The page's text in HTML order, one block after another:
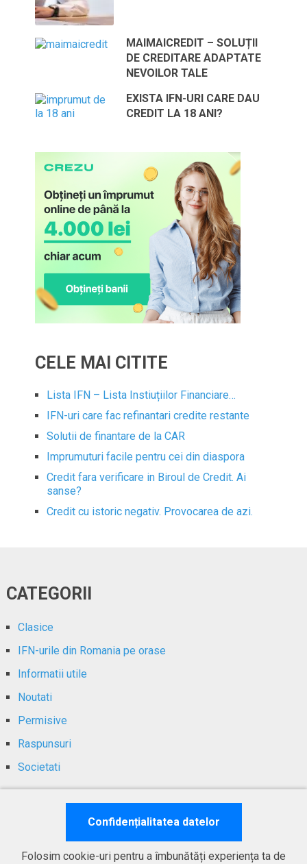
MAIMAICREDIT – SOLUȚII
DE CREDITARE ADAPTATE
NEVOILOR TALE
EXISTA IFN-URI CARE DAU
CREDIT LA 18 ANI?
CELE MAI CITITE
Lista IFN – Lista Instiuțiilor Financiare…
IFN-uri care fac refinantari credite restante
Solutii de finantare de la CAR
Imprumuturi facile pentru cei din diaspora
Credit fara verificare in Biroul de Credit. Ai
sanse?
Credit cu istoric negativ. Provocarea de azi.
CATEGORII
Clasice
IFN-urile din Romania pe orase
Informatii utile
Noutati
Permisive
Raspunsuri
Societati
Confidențialitatea datelor
Folosim cookie-uri pentru a îmbunătăți experiența ta de